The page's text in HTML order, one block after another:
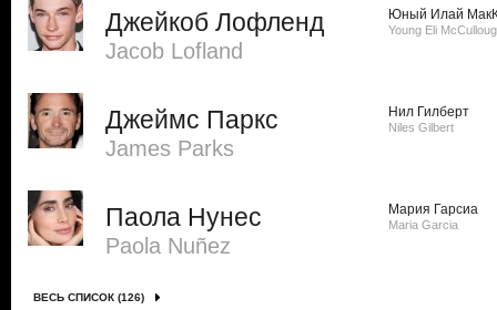
Джейкоб Лофленд
Jacob Lofland
Юный Илай
Young Eli
Джеймс Паркс
James Parks
Нил Гилберт
Niles Gilbert
Паола Нунес
Paola Nuñez
Мария Гарсиа
Maria Garcia
ВЕСЬ СПИСОК (126)